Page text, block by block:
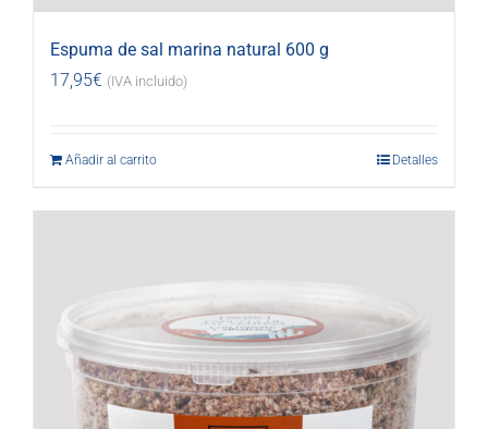
Espuma de sal marina natural 600 g
17,95€ (IVA incluido)
Añadir al carrito Detalles